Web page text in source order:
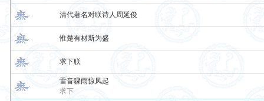
清代著名对联诗人周延俊
惟楚有材斯为盛
求下联
雷音骤雨惊风起
求下